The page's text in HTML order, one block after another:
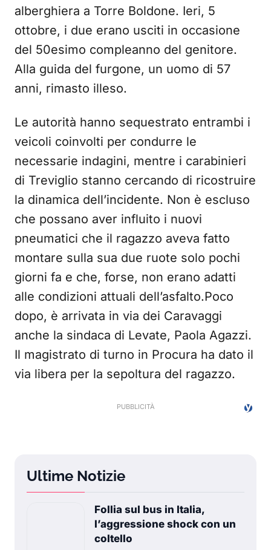
alberghiera a Torre Boldone. Ieri, 5
ottobre, i due erano usciti in occasione
del 50esimo compleanno del genitore.
Alla guida del furgone, un uomo di 57
anni, rimasto illeso.
Le autorità hanno sequestrato entrambi i
veicoli coinvolti per condurre le
necessarie indagini, mentre i carabinieri
di Treviglio stanno cercando di ricostruire
la dinamica dell’incidente. Non è escluso
che possano aver influito i nuovi
pneumatici che il ragazzo aveva fatto
montare sulla sua due ruote solo pochi
giorni fa e che, forse, non erano adatti
alle condizioni attuali dell’asfalto.Poco
dopo, è arrivata in via dei Caravaggi
anche la sindaca di Levate, Paola Agazzi.
Il magistrato di turno in Procura ha dato il
via libera per la sepoltura del ragazzo.
Ultime Notizie
Follia sul bus in Italia,
l’aggressione shock con un
coltello